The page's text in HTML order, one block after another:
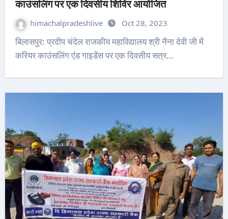
काउंसलिंग पर एक दिवसीय शिविर आयोजित
himachalpradeshlive Oct 28, 2023
बिलासपुर: प्रदीप चंदेल राजकीय महाविद्यालय श्री नैना देवी जी में
करियर काउंसलिंग एंड गाइडेंस पर एक दिवसीय सत्र…